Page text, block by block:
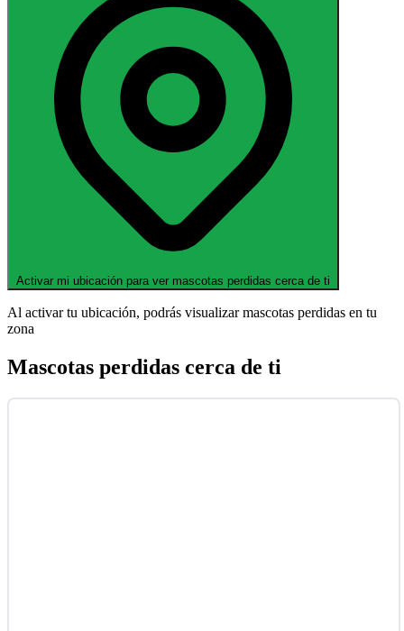
Activar mi ubicación para ver mascotas perdidas cerca de ti
Al activar tu ubicación, podrás visualizar mascotas perdidas en tu
zona
Mascotas perdidas cerca de ti